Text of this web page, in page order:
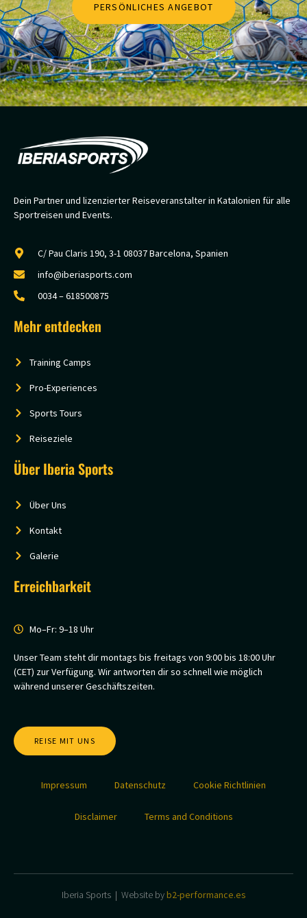
PERSÖNLICHES ANGEBOT
Dein Partner und lizenzierter Reiseveranstalter in Katalonien für alle
Sportreisen und Events.
C/ Pau Claris 190, 3-1 08037 Barcelona, Spanien
info@iberiasports.com
0034 – 618500875
Mehr entdecken
Training Camps
Pro-Experiences
Sports Tours
Reiseziele
Über Iberia Sports
Über Uns
Kontakt
Galerie
Erreichbarkeit
Mo–Fr: 9–18 Uhr
Unser Team steht dir montags bis freitags von 9:00 bis 18:00 Uhr
(CET) zur Verfügung. Wir antworten dir so schnell wie möglich
während unserer Geschäftszeiten.
REISE MIT UNS
Impressum Datenschutz Cookie Richtlinien
Disclaimer Terms and Conditions
Iberia Sports | Website byb2-performance.es